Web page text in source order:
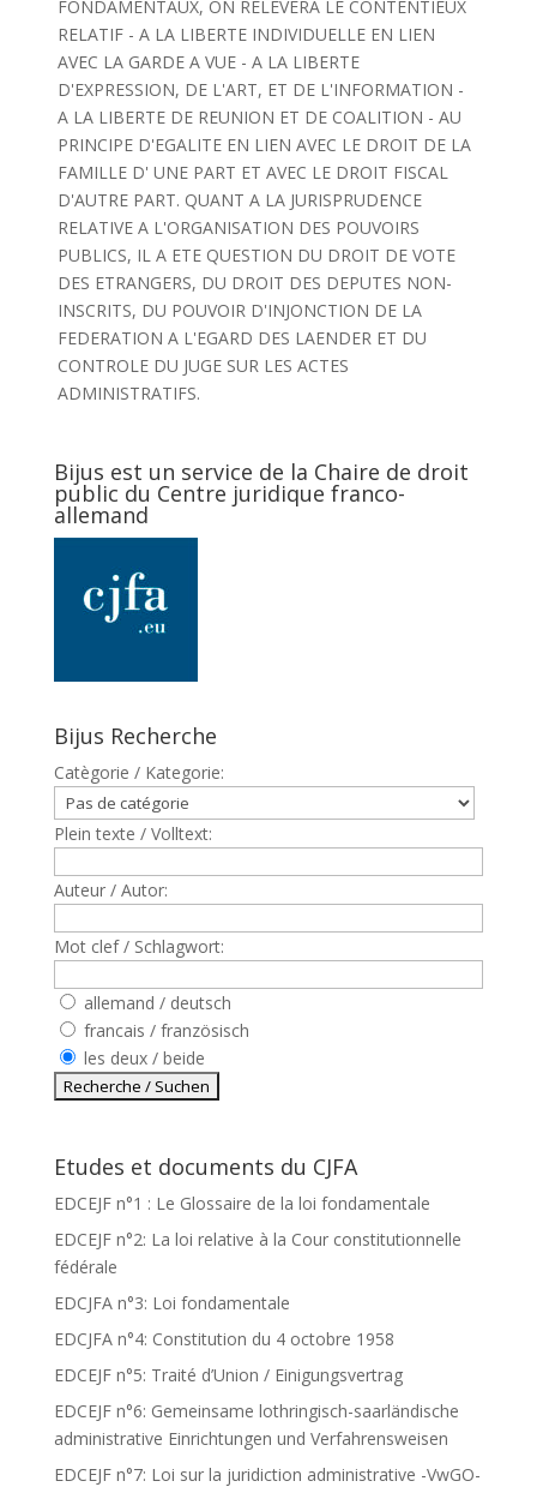
FONDAMENTAUX, ON RELEVERA LE CONTENTIEUX
RELATIF - A LA LIBERTE INDIVIDUELLE EN LIEN
AVEC LA GARDE A VUE - A LA LIBERTE
D'EXPRESSION, DE L'ART, ET DE L'INFORMATION -
A LA LIBERTE DE REUNION ET DE COALITION - AU
PRINCIPE D'EGALITE EN LIEN AVEC LE DROIT DE LA
FAMILLE D' UNE PART ET AVEC LE DROIT FISCAL
D'AUTRE PART. QUANT A LA JURISPRUDENCE
RELATIVE A L'ORGANISATION DES POUVOIRS
PUBLICS, IL A ETE QUESTION DU DROIT DE VOTE
DES ETRANGERS, DU DROIT DES DEPUTES NON-
INSCRITS, DU POUVOIR D'INJONCTION DE LA
FEDERATION A L'EGARD DES LAENDER ET DU
CONTROLE DU JUGE SUR LES ACTES
ADMINISTRATIFS.
Bijus est un service de la Chaire de droit
public du Centre juridique franco-
allemand
Bijus Recherche
Catègorie / Kategorie:
Plein texte / Volltext:
Auteur / Autor:
Mot clef / Schlagwort:
allemand / deutsch
francais / französisch
les deux / beide
Etudes et documents du CJFA
EDCEJF n°1 : Le Glossaire de la loi fondamentale
EDCEJF n°2: La loi relative à la Cour constitutionnelle
fédérale
EDCJFA n°3: Loi fondamentale
EDCJFA n°4: Constitution du 4 octobre 1958
EDCEJF n°5: Traité d’Union / Einigungsvertrag
EDCEJF n°6: Gemeinsame lothringisch-saarländische
administrative Einrichtungen und Verfahrensweisen
EDCEJF n°7: Loi sur la juridiction administrative -VwGO-